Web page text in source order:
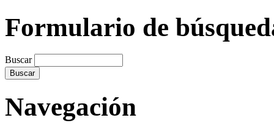
Formulario de
Buscar
Navegación